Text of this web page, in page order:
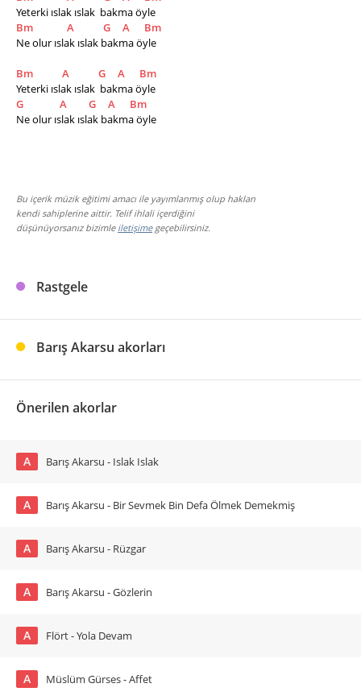
Yeterki ıslak ıslak  bakma öyle
Bm
A G A
Bm
Ne olur ıslak ıslak bakma öyle
Bm A G A
Bm
Yeterki ıslak ıslak  bakma öyle
G
A G A
Bm
Ne olur ıslak ıslak bakma öyle
Bu içerik müzik eğitimi amacı ile yayımlanmış olup hakları
kendi sahiplerine aittir. Telif ihlali içerdiğini
düşünüyorsanız bizimle iletişimegeçebilirsiniz.
Rastgele
Barış Akarsu akorları
Önerilen akorlar
A Barış Akarsu - Islak Islak
A Barış Akarsu - Bir Sevmek Bin Defa Ölmek Demekmiş
A Barış Akarsu - Rüzgar
A Barış Akarsu - Gözlerin
A Flört - Yola Devam
A Müslüm Gürses - Affet